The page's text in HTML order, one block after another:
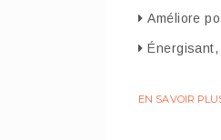
Améliore
EN SAVOIR